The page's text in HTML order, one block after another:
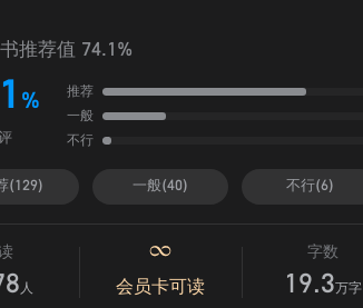
推荐值 74.1%
%
推荐
一般
不行
(129) 一般(40) 不行(6)
人 会员卡可读
字数
19.3万字